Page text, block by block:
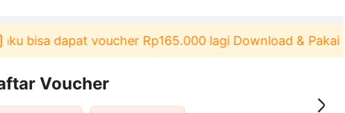
dapat voucher Rp165.000 lagi Download & Pakai！
Voucher